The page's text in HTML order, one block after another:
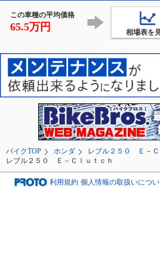
この車種の平均価格
65.5万円 相場表を
バイクTOP ホンダ レブル２５０ Ｅ－Ｃ
レブル２５０ Ｅ－Ｃｌｕｔｃｈ
利用規約 個人情報の取扱いにつ